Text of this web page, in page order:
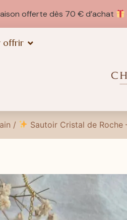
offerte dès 70 € d’achat
offrir
/ Sautoir Cristal de Roche